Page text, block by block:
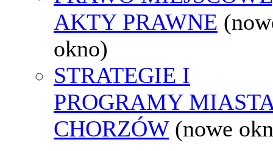
AKTY PRAWNE
okno)
STRATEGIE I
PROGRAMY
CHORZÓW (nowe